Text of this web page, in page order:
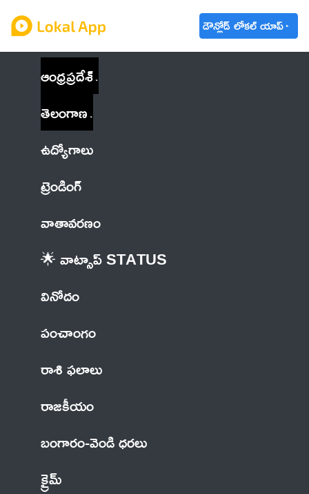
డౌన్లోడ్ లోకల్ యాప్
ఆంధ్రప్రదేశ్
తెలంగాణ
ఉద్యోగాలు
ట్రెండింగ్
వాతావరణం
🌟 వాట్సాప్ STATUS
వినోదం
పంచాంగం
రాశి ఫలాలు
రాజకీయం
బంగారం-వెండి ధరలు
క్రైమ్